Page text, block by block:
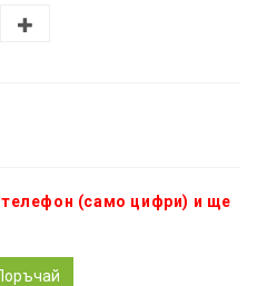
(само цифри) и ще